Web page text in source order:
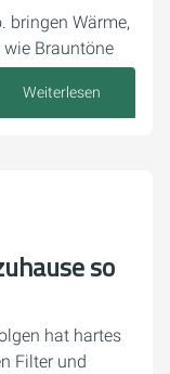
bringen Wärme,
wie Brauntöne
Weiterlesen
so
hat hartes
Filter und